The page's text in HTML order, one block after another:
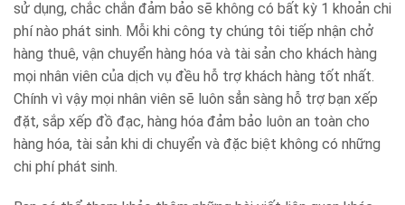
sử dụng, chắc chắn đảm bảo sẽ không có bất kỳ 1 khoản chi
phí nào phát sinh. Mỗi khi công ty chúng tôi tiếp nhận chở
hàng thuê, vận chuyển hàng hóa và tài sản cho khách hàng
mọi nhân viên của dịch vụ đều hỗ trợ khách hàng tốt nhất.
Chính vì vậy mọi nhân viên sẽ luôn sẳn sàng hỗ trợ bạn xếp
đặt, sắp xếp đồ đạc, hàng hóa đảm bảo luôn an toàn cho
hàng hóa, tài sản khi di chuyển và đặc biệt không có những
chi phí phát sinh.